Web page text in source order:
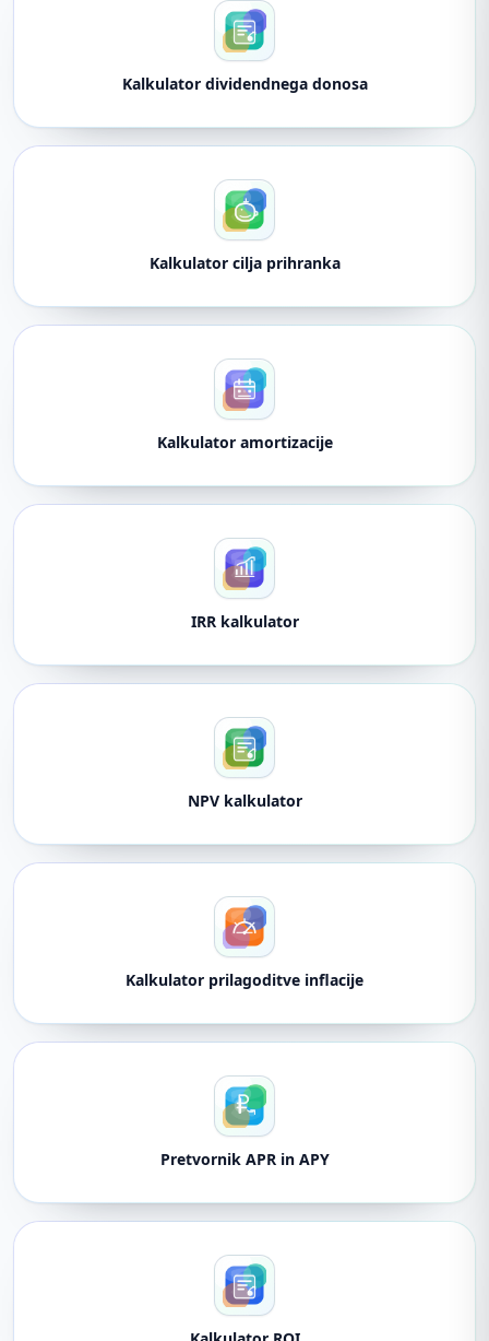
Kalkulator dividendnega donosa
Kalkulator cilja prihranka
Kalkulator amortizacije
IRR kalkulator
NPV kalkulator
Kalkulator prilagoditve inflacije
Pretvornik APR in APY